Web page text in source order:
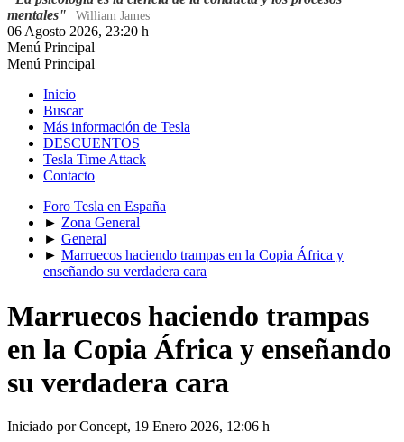
mentales"
William James
06 Agosto 2026, 23:20 h
Menú Principal
Menú Principal
Inicio
Buscar
Más información de Tesla
DESCUENTOS
Tesla Time Attack
Contacto
Foro Tesla en España
► Zona General
► General
► Marruecos haciendo trampas en la Copia África y
enseñando su verdadera cara
Marruecos haciendo trampas
en la Copia África y enseñando
su verdadera cara
Iniciado por Concept, 19 Enero 2026, 12:06 h